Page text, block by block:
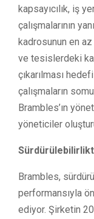
kapsayıcılık, iş
çalışmalarının
kadrosunun en az
ve tesislerdeki
çıkarılması
çalışmaların
Brambles’ın
yöneticiler
Brambles,
performansıyla
ediyor. Şirketin